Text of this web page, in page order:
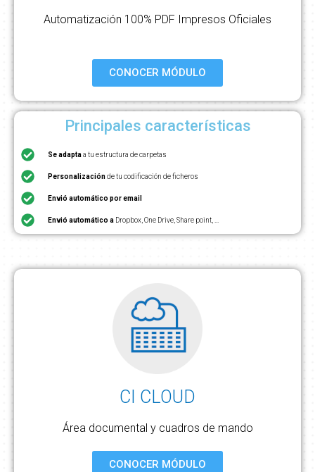
Automatización 100% PDF Impresos Oficiales
CONOCER MÓDULO
Principales características
Se adaptaa tu estructura de carpetas
Personalizaciónde tu codificación de ficheros
Envió automático por email
Envió automático aDropbox, One Drive, Share point, ...
CI CLOUD
Área documental y cuadros de mando
CONOCER MÓDULO